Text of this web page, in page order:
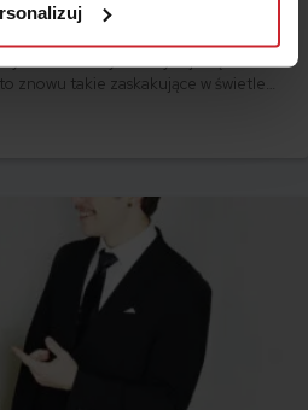
znowu takie zaskakujące w świetle
Młodzi dorośli